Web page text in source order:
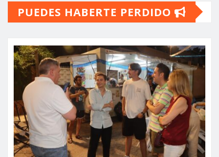
PUEDES HABERTE PERDIDO